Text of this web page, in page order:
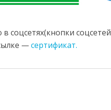
соцсетях(кнопки
—сертификат.